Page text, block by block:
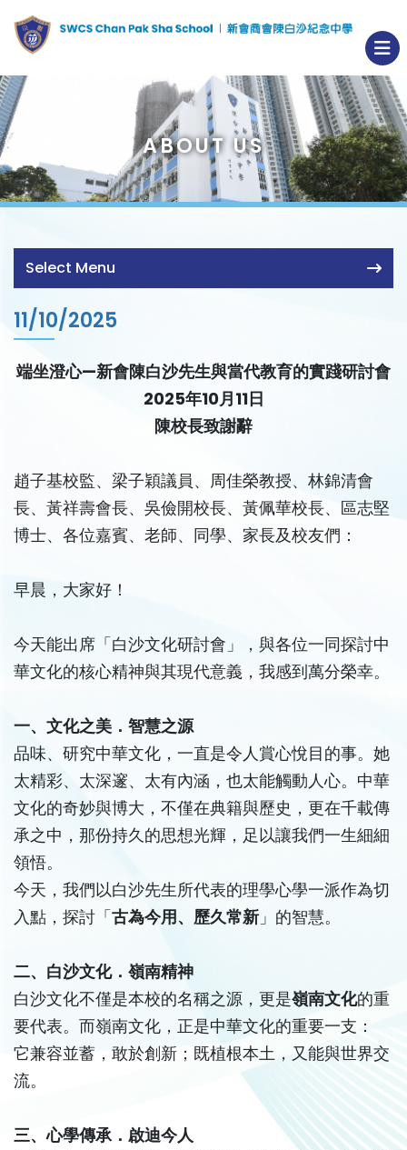
ABOUT US
Select Menu
11/10/2025
端坐澄心—新會陳白沙先生與當代教育的實踐研討會
2025年10月11日
陳校長致謝辭
趙子基校監、梁子穎議員、周佳榮教授、林錦清會
長、黃祥壽會長、吳儉開校長、黃佩華校長、區志堅
博士、各位嘉賓、老師、同學、家長及校友們：
早晨，大家好！
今天能出席「白沙文化研討會」，與各位一同探討中
華文化的核心精神與其現代意義，我感到萬分榮幸。
一、文化之美．智慧之源
品味、研究中華文化，一直是令人賞心悅目的事。她
太精彩、太深邃、太有內涵，也太能觸動人心。中華
文化的奇妙與博大，不僅在典籍與歷史，更在千載傳
承之中，那份持久的思想光輝，足以讓我們一生細細
領悟。
今天，我們以白沙先生所代表的理學心學一派作為切
入點，探討「古為今用、歷久常新 」的智慧。
二、白沙文化．嶺南精神
白沙文化不僅是本校的名稱之源，更是嶺南文化的重
要代表。而嶺南文化，正是中華文化的重要一支：
它兼容並蓄，敢於創新；既植根本土，又能與世界交
流。
三、心學傳承．啟迪今人